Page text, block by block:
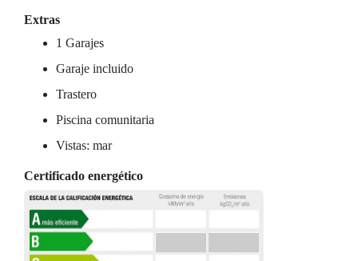
Extras
1 Garajes
Garaje incluido
Trastero
Piscina comunitaria
Vistas: mar
Certificado energético